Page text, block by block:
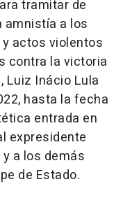
tramitar de
amnistía a los
actos violentos
contra la victoria
Luiz Inácio Lula
hasta la fecha
entrada en
expresidente
a los demás
de Estado.